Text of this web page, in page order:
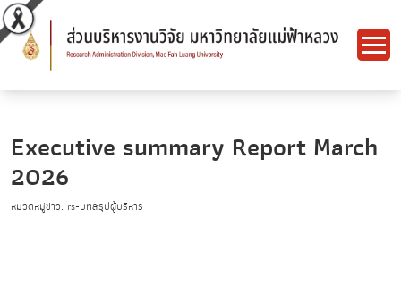
Executive summary Report March
2026
หมวดหมู่ข่าว: rs-บทสรุปผู้บริหาร